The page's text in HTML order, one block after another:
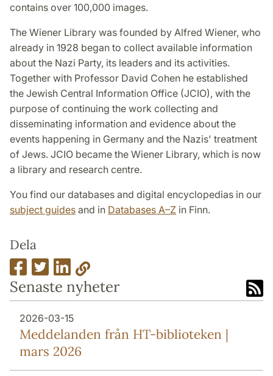
contains over 100,000 images.
The Wiener Library was founded by Alfred Wiener, who
already in 1928 began to collect available information
about the Nazi Party, its leaders and its activities.
Together with Professor David Cohen he established
the Jewish Central Information Office (JCIO), with the
purpose of continuing the work collecting and
disseminating information and evidence about the
events happening in Germany and the Nazis' treatment
of Jews. JCIO became the Wiener Library, which is now
a library and research centre.
You find our databases and digital encyclopedias in our
subject guides and in Databases A–Z in Finn.
Dela
Senaste nyheter
2026-03-15
Meddelanden från HT-biblioteken |
mars 2026